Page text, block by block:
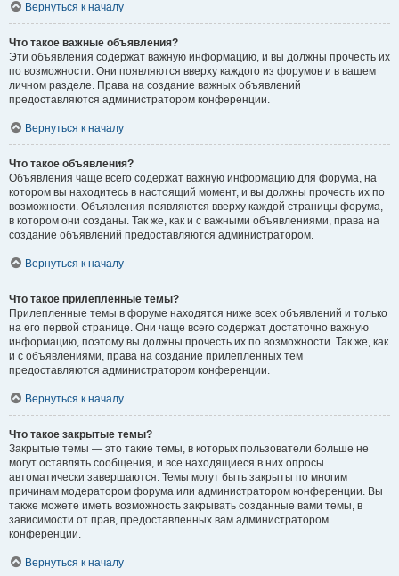
Вернуться к началу
Что такое важные объявления?
Эти объявления содержат важную информацию, и вы должны прочесть их
по возможности. Они появляются вверху каждого из форумов и в вашем
личном разделе. Права на создание важных объявлений
предоставляются администратором конференции.
Вернуться к началу
Что такое объявления?
Объявления чаще всего содержат важную информацию для форума, на
котором вы находитесь в настоящий момент, и вы должны прочесть их по
возможности. Объявления появляются вверху каждой страницы форума,
в котором они созданы. Так же, как и с важными объявлениями, права на
создание объявлений предоставляются администратором.
Вернуться к началу
Что такое прилепленные темы?
Прилепленные темы в форуме находятся ниже всех объявлений и только
на его первой странице. Они чаще всего содержат достаточно важную
информацию, поэтому вы должны прочесть их по возможности. Так же, как
и с объявлениями, права на создание прилепленных тем
предоставляются администратором конференции.
Вернуться к началу
Что такое закрытые темы?
Закрытые темы — это такие темы, в которых пользователи больше не
могут оставлять сообщения, и все находящиеся в них опросы
автоматически завершаются. Темы могут быть закрыты по многим
причинам модератором форума или администратором конференции. Вы
также можете иметь возможность закрывать созданные вами темы, в
зависимости от прав, предоставленных вам администратором
конференции.
Вернуться к началу